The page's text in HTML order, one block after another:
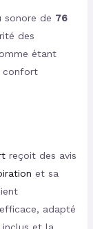
sonore de 76
des
étant
confort
reçoit des avis
et sa
adapté